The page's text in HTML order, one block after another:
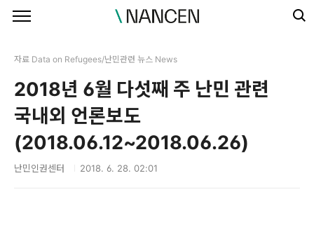
자료 Data on Refugees/난민관련 뉴스 News
2018년 6월 다섯째 주 난민 관련
국내외 언론보도
(2018.06.12~2018.06.26)
난민인권센터 2018. 6. 28. 02:01